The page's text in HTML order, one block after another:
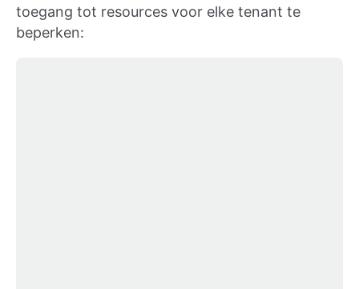
toegang tot resources voor elke tenant te
beperken: